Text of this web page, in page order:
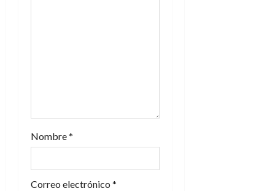
a
d
a
Nombre*
Correo electrónico *